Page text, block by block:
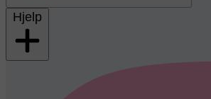
Hjelp